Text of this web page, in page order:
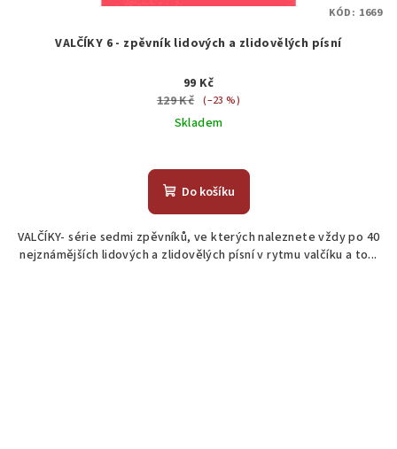
VALČÍKY 6 - zpěvník lidových a zlidovělých písní
99 Kč
129 Kč (–23 %)
Skladem
Do košíku
VALČÍKY- série sedmi zpěvníků, ve kterých naleznete vždy po 40
nejznámějších lidových a zlidovělých písní v rytmu valčíku a to...
KÓD: 1669